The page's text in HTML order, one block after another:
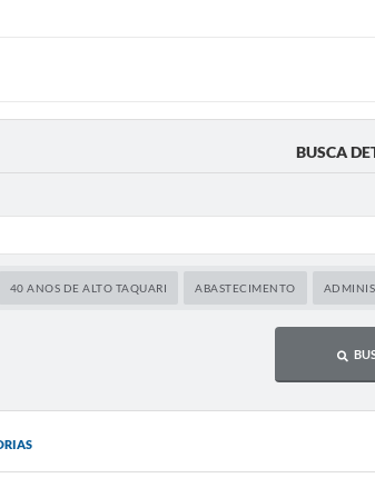
BUSCA
40 ANOS DE ALTO TAQUARI ABASTECIMENTO